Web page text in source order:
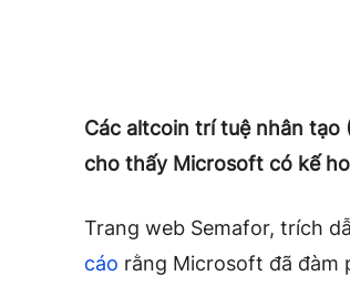
Các altcoin trí tuệ nhân tạo
cho thấy Microsoft có kế
Trang web Semafor, trích
cáo rằng Microsoft đã đàm